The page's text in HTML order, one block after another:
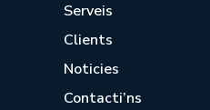
Serveis
Clients
Noticies
Contacti’ns